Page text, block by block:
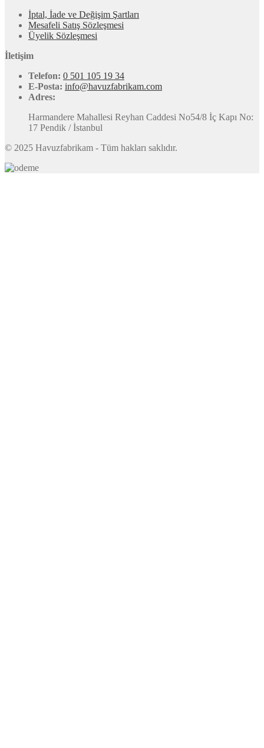
İptal, İade ve Değişim Şartları
Mesafeli Satış Sözleşmesi
Üyelik Sözleşmesi
İletişim
Telefon: 0 501 105 19 34
E-Posta: info@havuzfabrikam.com
Adres:
Harmandere Mahallesi Reyhan Caddesi No54/8 İç Kapı No:
17 Pendik / İstanbul
© 2025 Havuzfabrikam - Tüm hakları saklıdır.